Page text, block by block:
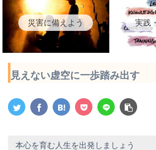
災害に備えよう 実践
見えない虚空に一歩踏み出す
本心を育む人生を出発しましょう